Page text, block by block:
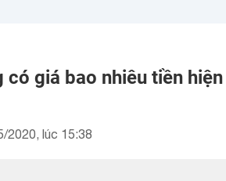
giá bao nhiêu tiền hiện
2020, lúc 15:38